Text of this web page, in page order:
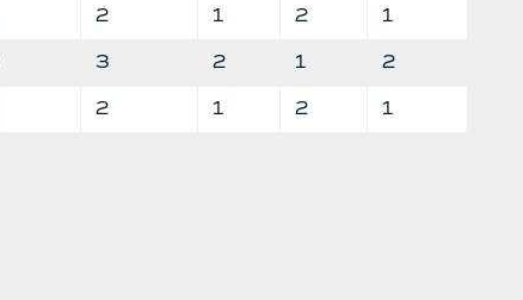
2 1 2 1
3 2 1 2
2 1 2 1